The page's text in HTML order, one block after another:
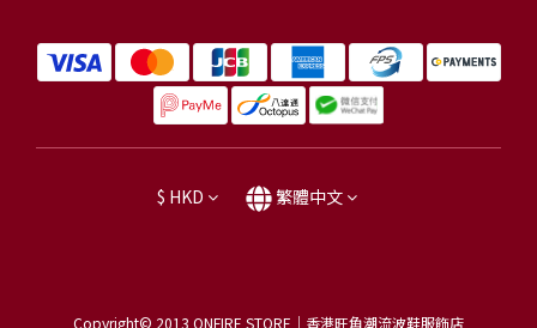
$ HKD 繁體中文
Copyright© 2013 ONFIRE STORE｜香港旺角潮流波鞋服飾店